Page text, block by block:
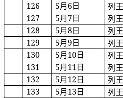
126
5月6日
列
127
5月7日
列
128
5月8日
列
129
5月9日
列
130
5月10日
列
131
5月11日
列
132
5月12日
列
133
5月13日
列